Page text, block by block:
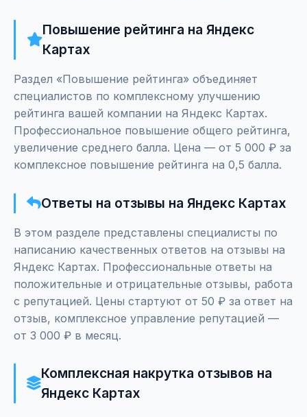
Повышение рейтинга на Яндекс
Картах
Раздел «Повышение рейтинга» объединяет
специалистов по комплексному улучшению
рейтинга вашей компании на Яндекс Картах.
Профессиональное повышение общего рейтинга,
увеличение среднего балла. Цена — от 5 000 ₽ за
комплексное повышение рейтинга на 0,5 балла.
Ответы на отзывы на Яндекс Картах
В этом разделе представлены специалисты по
написанию качественных ответов на отзывы на
Яндекс Картах. Профессиональные ответы на
положительные и отрицательные отзывы, работа
с репутацией. Цены стартуют от 50 ₽ за ответ на
отзыв, комплексное управление репутацией —
от 3 000 ₽ в месяц.
Комплексная накрутка отзывов на
Яндекс Картах